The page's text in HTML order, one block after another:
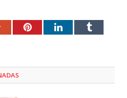
Google+PinterestLinkedInTumblr